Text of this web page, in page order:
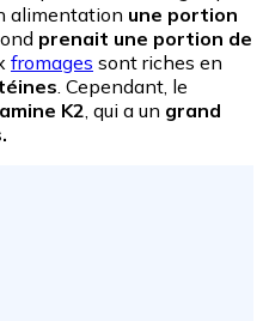
alimentation une portion
prenait une portion de
fromages sont riches en
. Cependant, le
K2, qui a un grand